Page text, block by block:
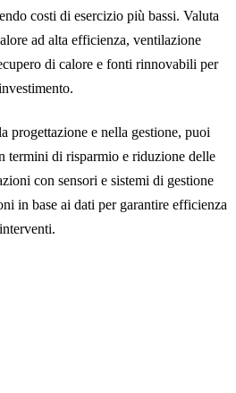
costi di esercizio più bassi. Valuta
ad alta efficienza, ventilazione
di calore e fonti rinnovabili per
progettazione e nella gestione, puoi
termini di risparmio e riduzione delle
con sensori e sistemi di gestione
in base ai dati per garantire efficienza